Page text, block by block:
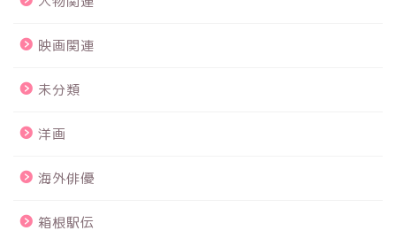
映画関連
未分類
洋画
海外俳優
箱根駅伝